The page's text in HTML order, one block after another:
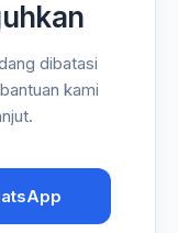
dibatasi
kami